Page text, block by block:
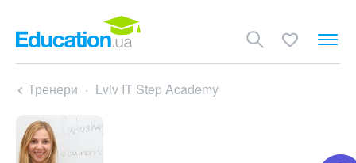
Тренери Lviv IT Step Academy